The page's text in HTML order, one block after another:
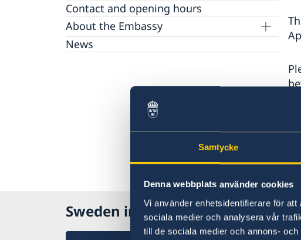
Samtycke
Denna webbplats använder cookies
Vi använder enhetsidentifierare för
sociala medier och analysera vår
till de sociala medier och annons-
Contact and opening hours
About the Embassy
Open positions
GDPR
News
Sweden in Israel, Tel Aviv